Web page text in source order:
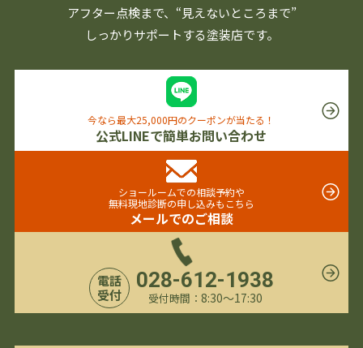
アフター点検まで、 “見えないところまで”
しっかりサポートする塗装店です。
今なら最大25,000円のクーポンが当たる！
公式LINEで簡単お問い合わせ
ショールームでの相談予約や
無料現地診断の申し込みもこちら
メールでのご相談
電話
受付
028-612-1938
受付時間： 8:30〜17:30